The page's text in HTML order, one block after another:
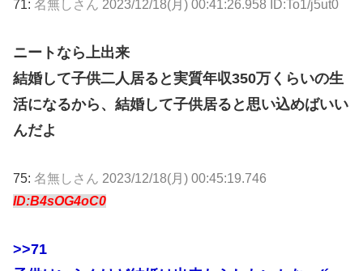
71: 名無しさん 2023/12/18(月) 00:41:26.958 ID:To1/j5ut0
ニートなら上出来
結婚して子供二人居ると実質年収350万くらいの生
活になるから、結婚して子供居ると思い込めばいい
んだよ
75: 名無しさん 2023/12/18(月) 00:45:19.746
ID:B4sOG4oC0
>>71